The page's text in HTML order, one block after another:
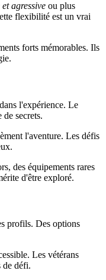
agressive ou plus
flexibilité est un vrai
forts mémorables. Ils
l'expérience. Le
secrets.
l'aventure. Les défis
des équipements rares
d'être exploré.
profils. Des options
Les vétérans
de défi.